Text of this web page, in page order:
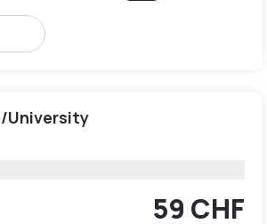
University
59 CHF